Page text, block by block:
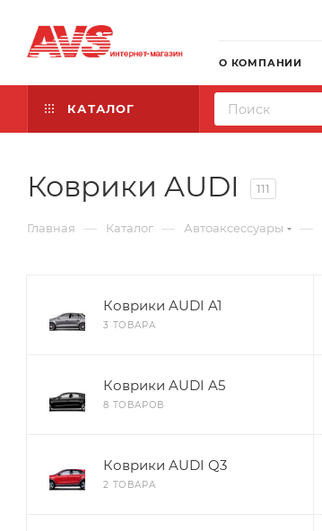
О КОМПАНИИ
КАТАЛОГ
Коврики AUDI 111
Главная — Каталог — Автоаксессуары —
Коврики AUDI A1
3 ТОВАРА
Коврики AUDI A5
8 ТОВАРОВ
Коврики AUDI Q3
2 ТОВАРА